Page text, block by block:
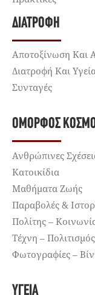
ΔΙΑΤΡΟΦΉ
Αποτοξίνωση Και
Διατροφή Και
Συνταγές
ΌΜΟΡΦΟΣ
Ανθρώπινες
Κατοικίδια
Μαθήματα Ζωής
Παραβολές &
Πολίτης –
Τέχνη – Πολιτισμός
Φωτογραφίες –
ΥΓΕΊΑ